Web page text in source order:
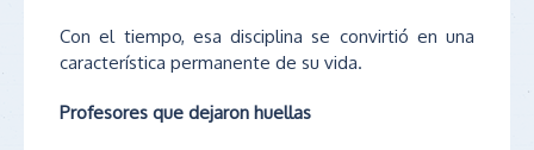
Con el tiempo, esa disciplina se convirtió en una
característica permanente de su vida.
Profesores que dejaron huellas